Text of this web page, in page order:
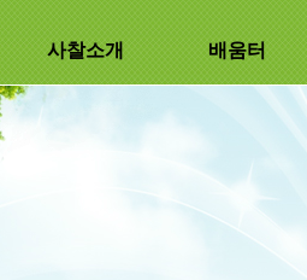
사찰소개 배움터